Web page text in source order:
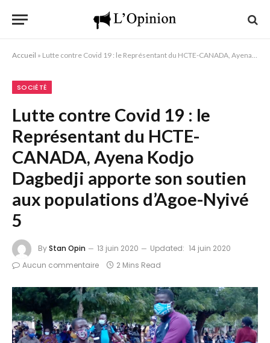
Accueil » Lutte contre Covid 19 : le Représentant du HCTE-CANADA, Ayena Kodjo Dagbedji apporte son soutien aux populations d’Agoe-Nyivé 5
SOCIÉTÉ
Lutte contre Covid 19 : le
Représentant du HCTE-
CANADA, Ayena Kodjo
Dagbedji apporte son soutien
aux populations d’Agoe-Nyivé
5
ByStan Opin 13 juin 2020 Updated: 14 juin 2020
Aucun commentaire
2 Mins Read